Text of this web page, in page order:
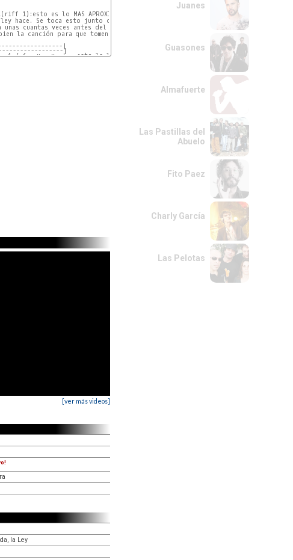
1):esto es lo MAS APROXIMADO a lo
hace. Se toca esto junto con el coro, pero
unas cuantas veces antes del coro, así que
la canción para que tomen bien los tiempos
|
|
4-/-6---x---x--|   esto la llamaremos AA
[ver más videos]
la Ley
Juanes
Guasones
Almafuerte
Las Pastillas del
Abuelo
Fito Paez
Charly García
Las Pelotas